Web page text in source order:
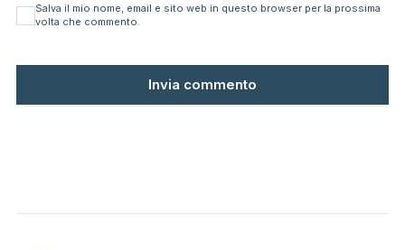
Salva il mio nome, email e sito web in questo browser per la prossima
volta che commento.